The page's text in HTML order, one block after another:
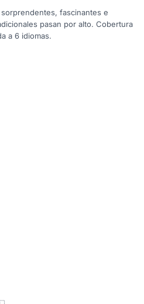
fascinantes e
pasan por alto. Cobertura
a 6 idiomas.